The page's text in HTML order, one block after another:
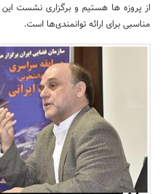
مناسبی برای ارائه توانمندی‌ها است.